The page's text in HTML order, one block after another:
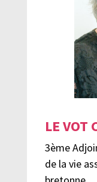
LE VOT
3ème
de la vie